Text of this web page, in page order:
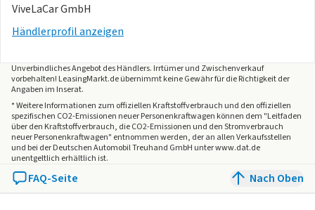
ViveLaCar GmbH
Händlerprofil anzeigen
Unverbindliches Angebot desHändlers. Irrtümer und Zwischenverkauf
vorbehalten! LeasingMarkt.de übernimmt keine Gewähr für die Richtigkeit der
Angaben im Inserat.
* Weitere Informationen zum offiziellen Kraftstoffverbrauch und den offiziellen
spezifischen CO2-Emissionen neuer Personenkraftwagen können dem "Leitfaden
über den Kraftstoffverbrauch, die CO2-Emissionen und den Stromverbrauch
neuer Personenkraftwagen" entnommen werden, der an allen Verkaufsstellen
und bei der Deutschen Automobil Treuhand GmbH unter www.dat.de
unentgeltlich erhältlich ist.
FAQ-Seite Nach Oben